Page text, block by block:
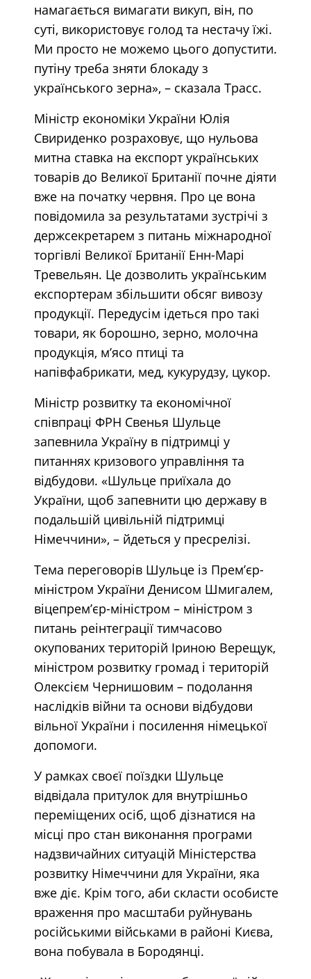
намагається вимагати викуп, він, по
суті, використовує голод та нестачу їжі.
Ми просто не можемо цього допустити.
путіну треба зняти блокаду з
українського зерна», – сказала Трасс.
Міністр економіки України Юлія
Свириденко розраховує, що нульова
митна ставка на експорт українських
товарів до Великої Британії почне діяти
вже на початку червня. Про це вона
повідомила за результатами зустрічі з
держсекретарем з питань міжнародної
торгівлі Великої Британії Енн-Марі
Тревельян. Це дозволить українським
експортерам збільшити обсяг вивозу
продукції. Передусім ідеться про такі
товари, як борошно, зерно, молочна
продукція, м’ясо птиці та
напівфабрикати, мед, кукурудзу, цукор.
Міністр розвитку та економічної
співпраці ФРН Свенья Шульце
запевнила Україну в підтримці у
питаннях кризового управління та
відбудови. «Шульце приїхала до
України, щоб запевнити цю державу в
подальшій цивільній підтримці
Німеччини», – йдеться у пресрелізі.
Тема переговорів Шульце із Прем’єр-
міністром України Денисом Шмигалем,
віцепрем’єр-міністром – міністром з
питань реінтеграції тимчасово
окупованих територій Іриною Верещук,
міністром розвитку громад і територій
Олексієм Чернишовим – подолання
наслідків війни та основи відбудови
вільної України і посилення німецької
допомоги.
У рамках своєї поїздки Шульце
відвідала притулок для внутрішньо
переміщених осіб, щоб дізнатися на
місці про стан виконання програми
надзвичайних ситуацій Міністерства
розвитку Німеччини для України, яка
вже діє. Крім того, аби скласти особисте
враження про масштаби руйнувань
російськими військами в районі Києва,
вона побувала в Бородянці.